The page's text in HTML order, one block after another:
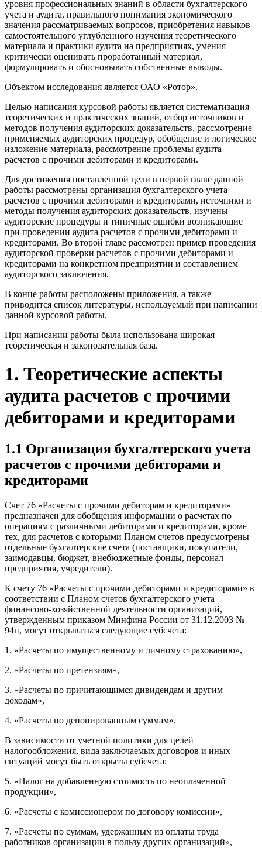
уровня профессиональных знаний в области бухгалтерского
учета и аудита, правильного понимания экономического
значения рассматриваемых вопросов, приобретения навыков
самостоятельного углубленного изучения теоретического
материала и практики аудита на предприятиях, умения
критически оценивать проработанный материал,
формулировать и обосновывать собственные выводы.
Объектом исследования является ОАО «Ротор».
Целью написания курсовой работы является систематизация
теоретических и практических знаний, отбор источников и
методов получения аудиторских доказательств, рассмотрение
применяемых аудиторских процедур, обобщение и логическое
изложение материала, рассмотрение проблемы аудита
расчетов с прочими дебиторами и кредиторами.
Для достижения поставленной цели в первой главе данной
работы рассмотрены организация бухгалтерского учета
расчетов с прочими дебиторами и кредиторами, источники и
методы получения аудиторских доказательств, изучены
аудиторские процедуры и типичные ошибки возникающие
при проведении аудита расчетов с прочими дебиторами и
кредиторами. Во второй главе рассмотрен пример проведения
аудиторской проверки расчетов с прочими дебиторами и
кредиторами на конкретном предприятии и составлением
аудиторского заключения.
В конце работы расположены приложения, а также
приводится список литературы, используемый при написании
данной курсовой работы.
При написании работы была использована широкая
теоретическая и законодательная база.
1. Теоретические аспекты
аудита расчетов с прочими
дебиторами и кредиторами
1.1 Организация бухгалтерского учета
расчетов с прочими дебиторами и
кредиторами
Счет 76 «Расчеты с прочими дебиторам и кредиторами»
предназначен для обобщения информации о расчетах по
операциям с различными дебиторами и кредиторами, кроме
тех, для расчетов с которыми Планом счетов предусмотрены
отдельные бухгалтерские счета (поставщики, покупатели,
заимодавцы, бюджет, внебюджетные фонды, персонал
предприятия, учредители).
К счету 76 «Расчеты с прочими дебиторами и кредиторами» в
соответствии с Планом счетов бухгалтерского учета
финансово-хозяйственной деятельности организаций,
утвержденным приказом Минфина России от 31.12.2003 №
94н, могут открываться следующие субсчета:
1. «Расчеты по имущественному и личному страхованию»,
2. «Расчеты по претензиям»,
3. «Расчеты по причитающимся дивидендам и другим
доходам»,
4. «Расчеты по депонированным суммам».
В зависимости от учетной политики для целей
налогообложения, вида заключаемых договоров и иных
ситуаций могут быть открыты субсчета:
5. «Налог на добавленную стоимость по неоплаченной
продукции»,
6. «Расчеты с комиссионером по договору комиссии»,
7. «Расчеты по суммам, удержанным из оплаты труда
работников организации в пользу других организаций»,